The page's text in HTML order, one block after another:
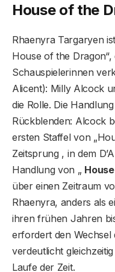
House of the
Rhaenyra Targaryen
House of the
Schauspielerinnen
Alicent): Milly Alcock
die Rolle. Die
Rückblenden: Alcock
ersten Staffel von
Zeitsprung , in dem
Handlung von „
über einen Zeitraum
Rhaenyra, anders als
ihren frühen Jahren
erfordert den Wechsel
verdeutlicht
Laufe der Zeit.